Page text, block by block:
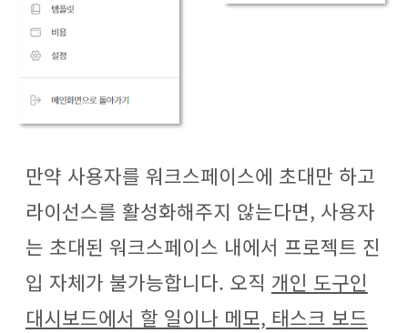
만약 사용자를 워크스페이스에 초대만 하고
라이선스를 활성화해주지 않는다면, 사용자
는 초대된 워크스페이스 내에서 프로젝트 진
입 자체가 불가능합니다. 오직 개인 도구인
대시보드에서 할 일이나 메모, 태스크 보드